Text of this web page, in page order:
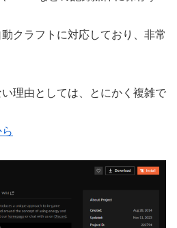
クラフトに対応しており、非常
理由としては、とにかく複雑で